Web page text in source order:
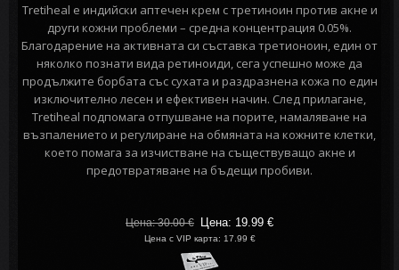
Tretiheal e индийски аптечен крем с третиноин против акне и
други кожни проблеми – средна концентрация 0.05%.
Благодарение на активната си съставка третионоин, един от
няколко познати вида ретиноиди, сега успешно може да
продължите борбата със сухата и раздразнена кожа по един
изключително лесен и ефективен начин. След прилагане,
Tretiheal подпомага отпушване на порите, намаляване на
възпалението и регулиране на обмяната на кожните клетки,
което помага за изчистване на съществуващо акне и
предотвратяване на бъдещи пробиви.
Цена: 30.00€ Цена: 19.99 €
Цена с VIP карта: 17.99 €